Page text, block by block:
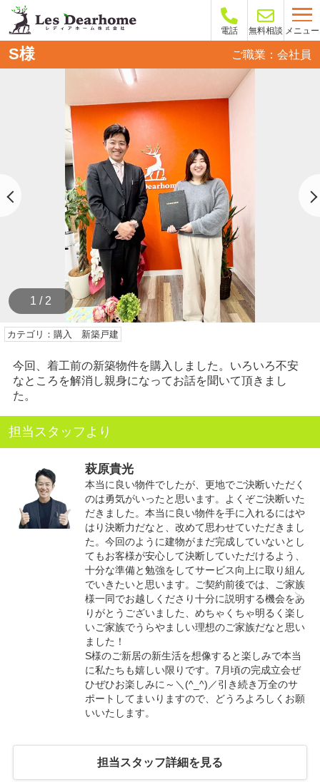
電話 無料相談 メニュー
S様 ご職業：会社員
1 / 2
カテゴリ：購入 新築戸建
今回、着工前の新築物件を購入しました。いろいろ不安
なところを解消し親身になってお話を聞いて頂きまし
た。
担当スタッフより
萩原貴光
本当に良い物件でしたが、更地でご決断いただく
のは勇気がいったと思います。よくぞご決断いた
だきました。本当に良い物件を手に入れるにはや
はり決断力だなと、改めて思わせていただきまし
た。今回のように建物がまだ完成していないとし
てもお客様が安心して決断していただけるよう、
十分な準備と勉強をしてサービス向上に取り組ん
でいきたいと思います。ご契約前後では、ご家族
様一同でお越しくださり十分に説明する機会をあ
りがとうございました、めちゃくちゃ明るく楽し
いご家族でうらやましい理想のご家族だなと思い
ました！
S様のご新居の新生活を想像すると楽しみで本当
に私たちも嬉しい限りです。7月頃の完成立会ぜ
ひぜひお楽しみに～＼(^_^)／引き続き万全のサ
ポートしてまいりますので、どうろよろしくお願
いいたします。
担当スタッフ詳細を見る